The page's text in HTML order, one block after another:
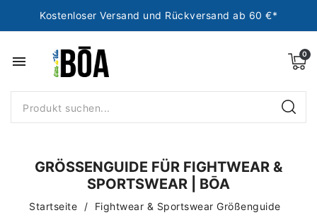
Kostenloser Versand und Rückversand ab 60 €*
menu
GRÖSSENGUIDE FÜR FIGHTWEAR & S
PORTSWEAR | BŌA
Startseite Fightwear & Sportswear Größenguide